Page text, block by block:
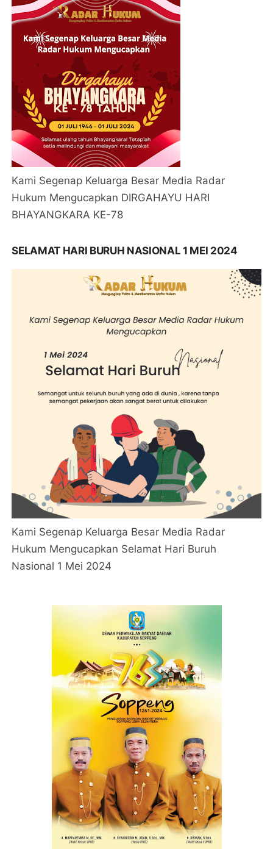
Kami Segenap Keluarga Besar Media Radar
Hukum Mengucapkan DIRGAHAYU HARI
BHAYANGKARA KE-78
SELAMAT HARI BURUH NASIONAL 1 MEI 2024
Kami Segenap Keluarga Besar Media Radar
Hukum Mengucapkan Selamat Hari Buruh
Nasional 1 Mei 2024